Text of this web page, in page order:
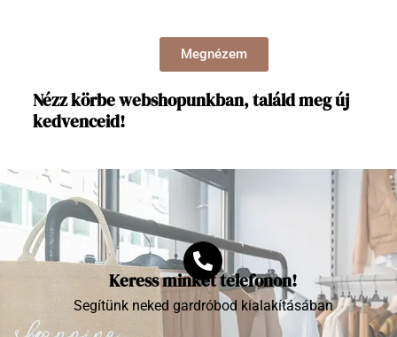
Megnézem
Nézz körbe webshopunkban, találd meg új
kedvenceid!
Keress minket telefonon!
Segítünk neked gardróbod kialakításában